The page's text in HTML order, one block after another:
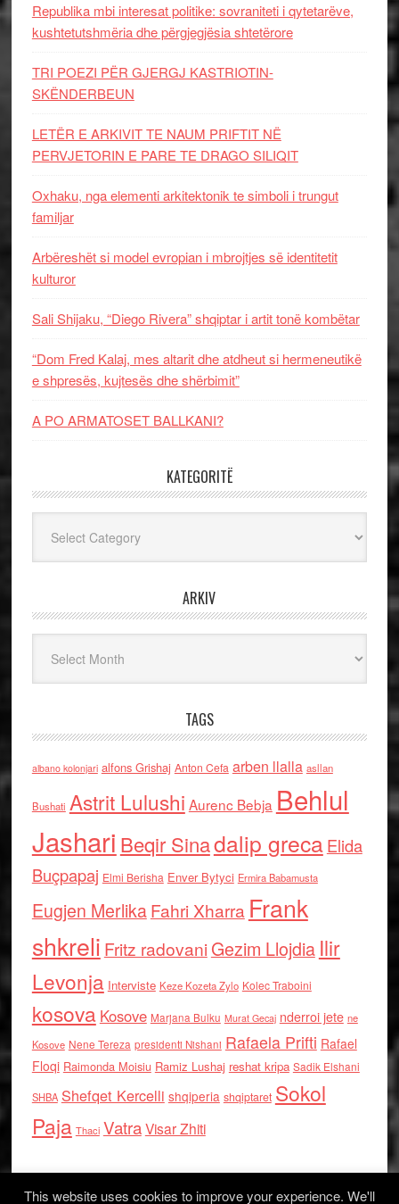
Republika mbi interesat politike: sovraniteti i qytetarëve,
kushtetutshmëria dhe përgjegjësia shtetërore
TRI POEZI PËR GJERGJ KASTRIOTIN-
SKËNDERBEUN
LETËR E ARKIVIT TE NAUM PRIFTIT NË
PERVJETORIN E PARE TE DRAGO SILIQIT
Oxhaku, nga elementi arkitektonik te simboli i trungut
familjar
Arbëreshët si model evropian i mbrojtjes së identitetit
kulturor
Sali Shijaku, “Diego Rivera” shqiptar i artit tonë kombëtar
“Dom Fred Kalaj, mes altarit dhe atdheut si hermeneutikë
e shpresës, kujtesës dhe shërbimit”
A PO ARMATOSET BALLKANI?
KATEGORITË
ARKIV
TAGS
albano kolonjari alfons Grishaj Anton Cefa arben llalla asllan
Bushati Astrit Lulushi Aurenc Bebja Behlul
Jashari Beqir Sinadalip grecaElida
Buçpapaj Elmi Berisha Enver Bytyci Ermira Babamusta
Eugjen MerlikaFahri Xharra Frank
shkreli Fritz radovaniGezim Llojdia Ilir
Levonja Interviste Keze Kozeta Zylo Kolec Traboini
kosova Kosove Marjana Bulku Murat Gecaj nderroi jete ne
Kosove Nene Tereza presidenti Nishani Rafaela Prifti Rafael
Floqi Raimonda Moisiu Ramiz Lushaj reshat kripa Sadik Elshani
SHBA Shefqet Kercelli shqiperia shqiptaret Sokol
Paja Thaci VatraVisar Zhiti
This website uses cookies to improve your experience. We'll